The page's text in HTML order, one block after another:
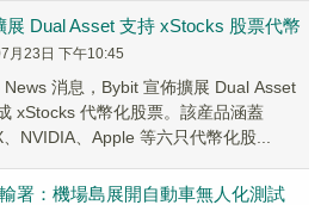
展 Dual Asset 支持 xStocks 股票代幣
月23日 下午10:45
News 消息，Bybit 宣佈擴展 Dual Asset
xStocks 代幣化股票。該産品涵蓋
NVIDIA、Apple 等六只代幣化股...
署：機場島展開自動車無人化測試